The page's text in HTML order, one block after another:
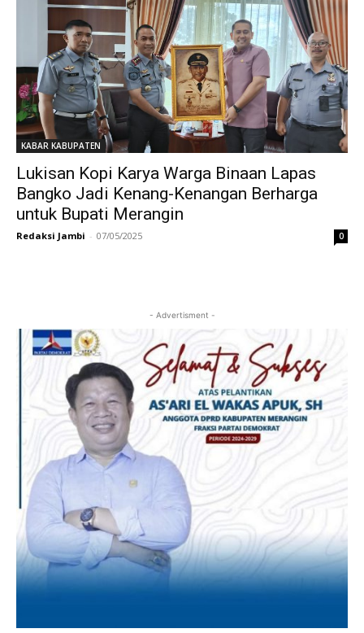
KABAR KABUPATEN
Lukisan Kopi Karya Warga Binaan Lapas
Bangko Jadi Kenang-Kenangan Berharga
untuk Bupati Merangin
Redaksi Jambi - 07/05/2025 0
- Advertisment -